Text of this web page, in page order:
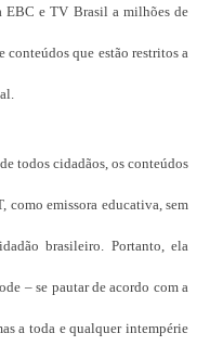
EBC e TV Brasil a milhões de
que estão restritos a
todos cidadãos, os conteúdos
como emissora educativa, sem
brasileiro. Portanto, ela
– se pautar de acordo com a
a toda e qualquer intempérie